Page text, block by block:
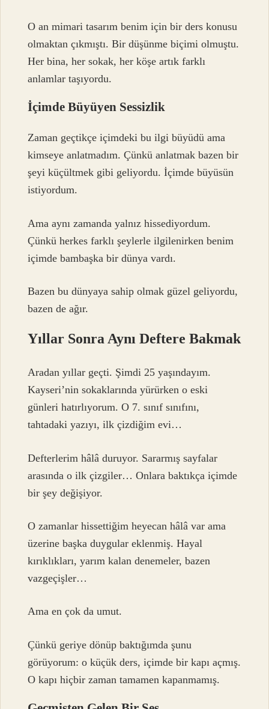
O an mimari tasarım benim için bir ders konusu
olmaktan çıkmıştı. Bir düşünme biçimi olmuştu.
Her bina, her sokak, her köşe artık farklı
anlamlar taşıyordu.
İçimde Büyüyen Sessizlik
Zaman geçtikçe içimdeki bu ilgi büyüdü ama
kimseye anlatmadım. Çünkü anlatmak bazen bir
şeyi küçültmek gibi geliyordu. İçimde büyüsün
istiyordum.
Ama aynı zamanda yalnız hissediyordum.
Çünkü herkes farklı şeylerle ilgilenirken benim
içimde bambaşka bir dünya vardı.
Bazen bu dünyaya sahip olmak güzel geliyordu,
bazen de ağır.
Yıllar Sonra Aynı Deftere Bakmak
Aradan yıllar geçti. Şimdi 25 yaşındayım.
Kayseri’nin sokaklarında yürürken o eski
günleri hatırlıyorum. O 7. sınıf sınıfını,
tahtadaki yazıyı, ilk çizdiğim evi…
Defterlerim hâlâ duruyor. Sararmış sayfalar
arasında o ilk çizgiler… Onlara baktıkça içimde
bir şey değişiyor.
O zamanlar hissettiğim heyecan hâlâ var ama
üzerine başka duygular eklenmiş. Hayal
kırıklıkları, yarım kalan denemeler, bazen
vazgeçişler…
Ama en çok da umut.
Çünkü geriye dönüp baktığımda şunu
görüyorum: o küçük ders, içimde bir kapı açmış.
O kapı hiçbir zaman tamamen kapanmamış.